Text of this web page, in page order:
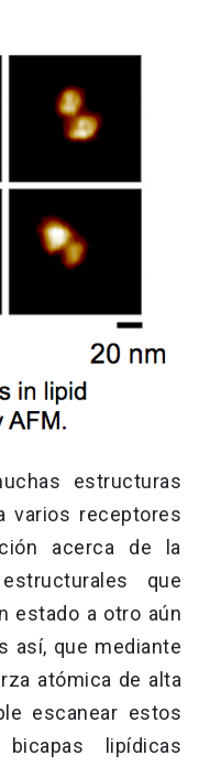
estructuras
varios receptores
acerca de la
que
estado a otro aún
así, que mediante
atómica de alta
escanear estos
lipídicas